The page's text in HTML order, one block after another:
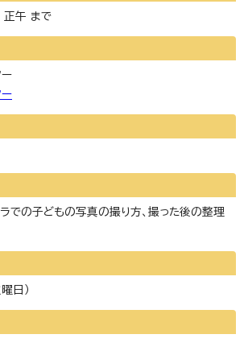
午 まで
ー
ー
ラでの子どもの写真の撮り方、撮った後の整理
日）